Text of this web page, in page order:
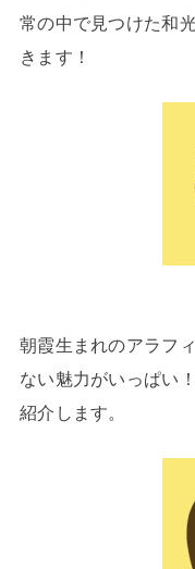
常の中で見つけた和
きます！
朝霞生まれのアラフ
ない魅力がいっぱい
紹介します。